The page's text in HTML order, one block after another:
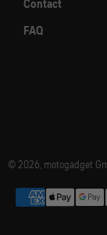
Contact
FAQ
© 2026, motogadget